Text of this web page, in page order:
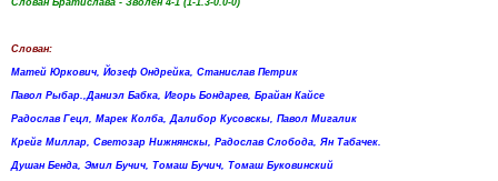
Слован:
Матей Юркович, Йозеф Ондрейка, Станислав Петрик
Павол Рыбар.,Даниэл Бабка, Игорь Бондарев, Брайан Кайсе
Радослав Гецл, Марек Колба, Далибор Кусовскы, ​​Павол Мигалик
Крейг Миллар, Светозар Нижнянскы, Радослав Слобода, Ян Табачек.
Душан Бенда, Эмил Бучич, Томаш Бучич, Томаш Буковинский